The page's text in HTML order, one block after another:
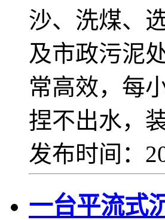
沙、洗煤、
及市政污泥
常高效，每
捏不出水，
发布时间：
一台平流式